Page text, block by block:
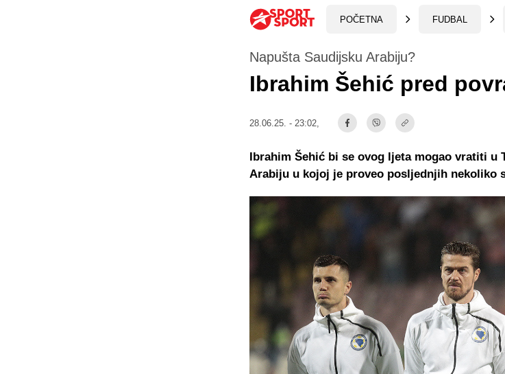
POČETNA FUDBAL
Napušta Saudijsku Arabiju?
Ibrahim Šehić pred
28.06.25. - 23:02,
Ibrahim Šehić bi se ovog ljeta mogao vratiti u
Arabiju u kojoj je proveo posljednjih nekoliko